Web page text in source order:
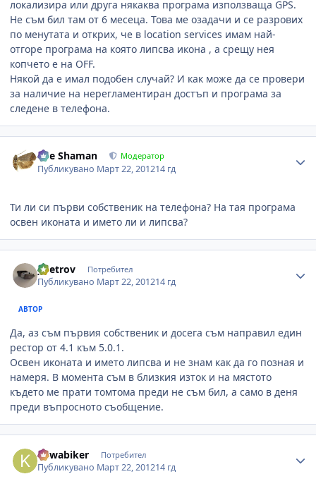
локализира или друга някаква програма използваща GPS.
Не съм бил там от 6 месеца. Това ме озадачи и се разрових
по менутата и открих, че в location services имам най-
отгоре програма на която липсва икона , а срещу нея
копчето е на OFF.
Някой да е имал подобен случай? И как може да се провери
за наличие на нерегламентиран достъп и програма за
следене в телефона.
The Shaman Модератор
Публикувано Март 22, 201214 гд
Ти ли си първи собственик на телефона? На тая програма
освен иконата и името ли и липсва?
ypetrov Потребител
Публикувано Март 22, 201214 гд
АВТОР
Да, аз съм първия собственик и досега съм направил един
рестор от 4.1 към 5.0.1.
Освен иконата и името липсва и не знам как да го позная и
намеря. В момента съм в близкия изток и на мястото
където ме прати томтома преди не съм бил, а само в деня
преди въпросното съобщение.
kawabiker Потребител
Публикувано Март 22, 201214 гд